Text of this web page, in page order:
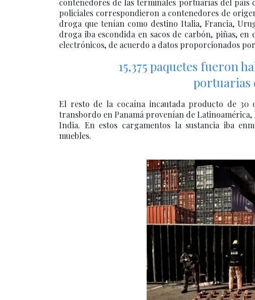
contenedores de las terminales portuarias del país
policiales correspondieron a contenedores de
droga que tenían como destino Italia, Francia,
droga iba escondida en sacos de carbón, piñas,
electrónicos, de acuerdo a datos proporcionados
15,375 paquetes fueron
portuarias
El resto de la cocaína incautada producto de 30
transbordo en Panamá provenían de
India. En estos cargamentos la sustancia iba
muebles.